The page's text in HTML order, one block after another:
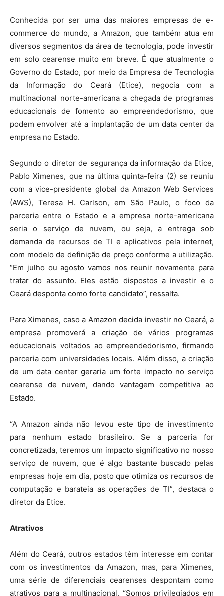
Conhecida por ser uma das maiores empresas de e-
commerce do mundo, a Amazon, que também atua em
diversos segmentos da área de tecnologia, pode investir
em solo cearense muito em breve. É que atualmente o
Governo do Estado, por meio da Empresa de Tecnologia
da Informação do Ceará (Etice), negocia com a
multinacional norte-americana a chegada de programas
educacionais de fomento ao empreendedorismo, que
podem envolver até a implantação de um data center da
empresa no Estado.
Segundo o diretor de segurança da informação da Etice,
Pablo Ximenes, que na última quinta-feira (2) se reuniu
com a vice-presidente global da Amazon Web Services
(AWS), Teresa H. Carlson, em São Paulo, o foco da
parceria entre o Estado e a empresa norte-americana
seria o serviço de nuvem, ou seja, a entrega sob
demanda de recursos de TI e aplicativos pela internet,
com modelo de definição de preço conforme a utilização.
“Em julho ou agosto vamos nos reunir novamente para
tratar do assunto. Eles estão dispostos a investir e o
Ceará desponta como forte candidato”, ressalta.
Para Ximenes, caso a Amazon decida investir no Ceará, a
empresa promoverá a criação de vários programas
educacionais voltados ao empreendedorismo, firmando
parceria com universidades locais. Além disso, a criação
de um data center geraria um forte impacto no serviço
cearense de nuvem, dando vantagem competitiva ao
Estado.
“A Amazon ainda não levou este tipo de investimento
para nenhum estado brasileiro. Se a parceria for
concretizada, teremos um impacto significativo no nosso
serviço de nuvem, que é algo bastante buscado pelas
empresas hoje em dia, posto que otimiza os recursos de
computação e barateia as operações de TI”, destaca o
diretor da Etice.
Atrativos
Além do Ceará, outros estados têm interesse em contar
com os investimentos da Amazon, mas, para Ximenes,
uma série de diferenciais cearenses despontam como
atrativos para a multinacional. “Somos privilegiados em